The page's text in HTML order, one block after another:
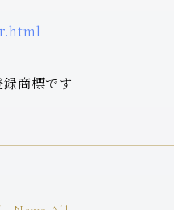
商標です